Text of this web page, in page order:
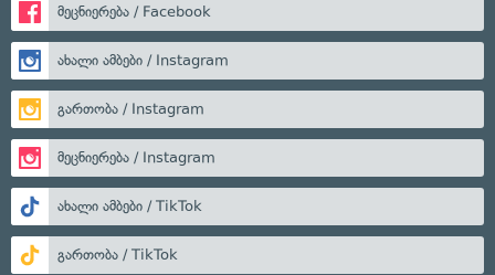
მეცნიერება / Facebook
ახალი ამბები / Instagram
გართობა / Instagram
მეცნიერება / Instagram
ახალი ამბები / TikTok
გართობა / TikTok